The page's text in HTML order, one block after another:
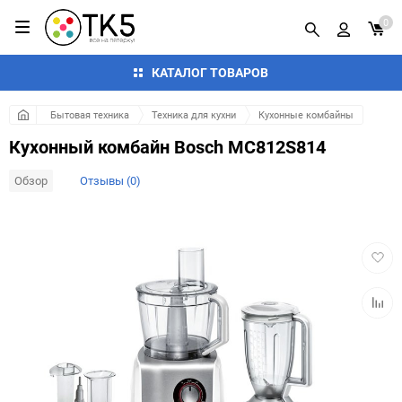
КАТАЛОГ ТОВАРОВ
0
Бытовая техника Техника для кухни Кухонные комбайны
Кухонный комбайн Bosch MC812S814
Обзор Отзывы (0)